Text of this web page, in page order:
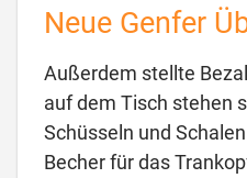
Neue Genfer
Außerdem stellte
auf dem Tisch stehen
Schüsseln und
Becher für das